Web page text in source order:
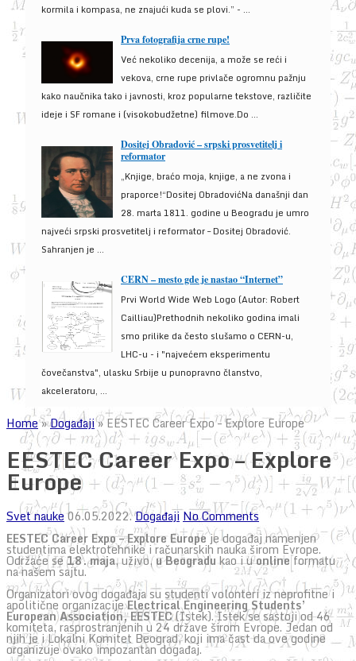
kormila i kompasa, ne znajući kuda se plovi.” - ...
Prva fotografija crne rupe!
Već nekoliko decenija, a može se reći i
vekova, crne rupe privlače ogromnu pažnju
kako naučnika tako i javnosti, kroz popularne tekstove, različite
ideje i SF romane i (visokobudžetne) filmove.Do ...
Dositej Obradović – srpski prosvetitelj i
reformator
„Knjige, braćo moja, knjige, a ne zvona i
praporce!“Dositej ObradovićNa današnji dan
28. marta 1811. godine u Beogradu je umro
najveći srpski prosvetitelj i reformator – Dositej Obradović.
Sahranjen je ...
CERN – mesto gde je nastao “Internet”
Prvi World Wide Web Logo (Autor: Robert
Cailliau)Prethodnih nekoliko godina imali
smo prilike da često slušamo o CERN-u,
LHC-u - i "najvećem eksperimentu
čovečanstva", ulasku Srbije u punopravno članstvo,
akceleratoru, ...
Home»Događaji»EESTEC Career Expo – Explore Europe
EESTEC Career Expo – Explore
Europe
Svet nauke 06.05.2022.Događaji No Comments
EESTEC Career Expo – Explore Europeje događaj namenjen
studentima elektrotehnike i računarskih nauka širom Evrope.
Održaće se18. maja, uživo,u Beogradu kao i uonlineformatu
na našem sajtu.
Organizatori ovog događaja su studenti volonteri iz neprofitne i
apolitične organizacijeElectrical Engineering Students’
European Association, EESTEC(Istek). Istek se sastoji od 46
komiteta, rasprostranjenih u 24 države širom Evrope. Jedan od
njih je i Lokalni Komitet Beograd, koji ima čast da ove godine
organizuje ovako impozantan događaj.